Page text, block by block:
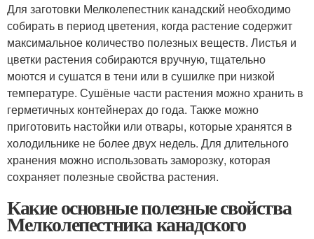
Для заготовки Мелколепестник канадский необходимо
собирать в период цветения, когда растение содержит
максимальное количество полезных веществ. Листья и
цветки растения собираются вручную, тщательно
моются и сушатся в тени или в сушилке при низкой
температуре. Сушёные части растения можно хранить в
герметичных контейнерах до года. Также можно
приготовить настойки или отвары, которые хранятся в
холодильнике не более двух недель. Для длительного
хранения можно использовать заморозку, которая
сохраняет полезные свойства растения.
Какие основные полезные свойства
Мелколепестника канадского